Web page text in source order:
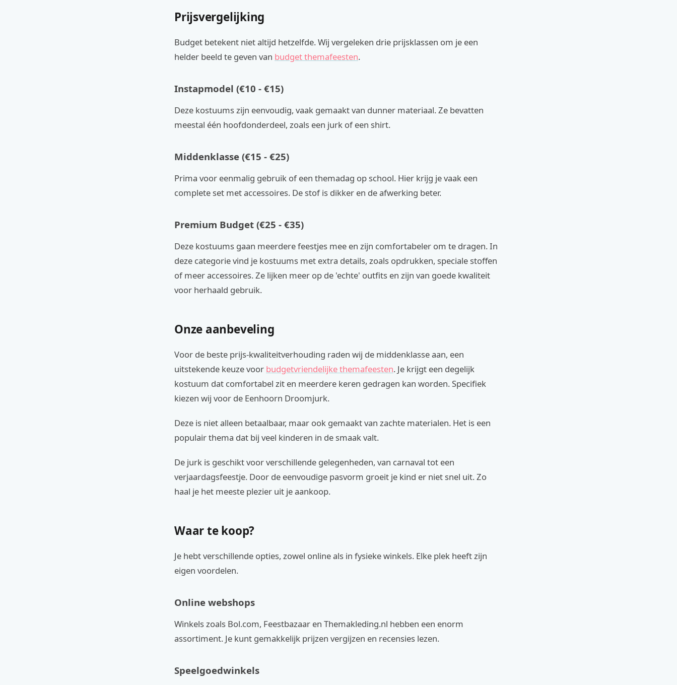
Prijsvergelijking
Budget betekent niet altijd hetzelfde. Wij vergeleken drie prijsklassen om je een
helder beeld te geven van budget themafeesten.
Instapmodel (€10 - €15)
Deze kostuums zijn eenvoudig, vaak gemaakt van dunner materiaal. Ze bevatten
meestal één hoofdonderdeel, zoals een jurk of een shirt.
Middenklasse (€15 - €25)
Prima voor eenmalig gebruik of een themadag op school. Hier krijg je vaak een
complete set met accessoires. De stof is dikker en de afwerking beter.
Premium Budget (€25 - €35)
Deze kostuums gaan meerdere feestjes mee en zijn comfortabeler om te dragen. In
deze categorie vind je kostuums met extra details, zoals opdrukken, speciale stoffen
of meer accessoires. Ze lijken meer op de 'echte' outfits en zijn van goede kwaliteit
voor herhaald gebruik.
Onze aanbeveling
Voor de beste prijs-kwaliteitverhouding raden wij de middenklasse aan, een
uitstekende keuze voor budgetvriendelijke themafeesten. Je krijgt een degelijk
kostuum dat comfortabel zit en meerdere keren gedragen kan worden. Specifiek
kiezen wij voor de Eenhoorn Droomjurk.
Deze is niet alleen betaalbaar, maar ook gemaakt van zachte materialen. Het is een
populair thema dat bij veel kinderen in de smaak valt.
De jurk is geschikt voor verschillende gelegenheden, van carnaval tot een
verjaardagsfeestje. Door de eenvoudige pasvorm groeit je kind er niet snel uit. Zo
haal je het meeste plezier uit je aankoop.
Waar te koop?
Je hebt verschillende opties, zowel online als in fysieke winkels. Elke plek heeft zijn
eigen voordelen.
Online webshops
Winkels zoals Bol.com, Feestbazaar en Themakleding.nl hebben een enorm
assortiment. Je kunt gemakkelijk prijzen vergijzen en recensies lezen.
Speelgoedwinkels